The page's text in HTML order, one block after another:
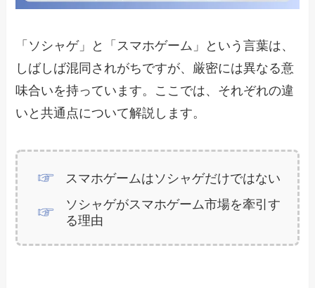
「ソシャゲ」と「スマホゲーム」という言葉は、
しばしば混同されがちですが、厳密には異なる意
味合いを持っています。ここでは、それぞれの違
いと共通点について解説します。
スマホゲームはソシャゲだけではない
ソシャゲがスマホゲーム市場を牽引す
る理由